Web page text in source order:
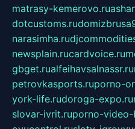
matrasy-kemerovo.ru
dotcustoms.ru
narasimha.ru
newsplain.rucardvoice.ru
gbget.rualfeihavsalnassr.ru
petrovkasports.ruporno-
york-life.rudoroga-expo.ru
slovar-ivrit.ruporno-video-